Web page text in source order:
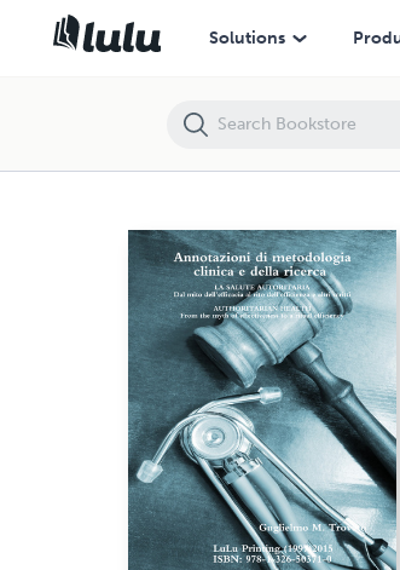
Solutions
ANNOTAZIONI DI METODOLOGIA CLINICA E